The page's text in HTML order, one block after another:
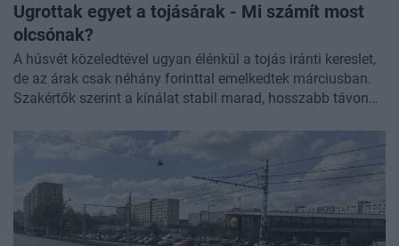
Ugrottak egyet a tojásárak - Mi számít most
olcsónak?
A húsvét közeledtével ugyan élénkül a tojás iránti kereslet,
de az árak csak néhány forinttal emelkedtek márciusban.
Szakértők szerint a kínálat stabil marad, hosszabb távon
miközben a hazai fogyasztás továbbra is magas
nemzetközi összevetésben. A bolti árak közötti
különbségeket egyre inkább a választék és a
prémiumtermékek aránya magyarázza, de a legtöbb
boltban 80 forint alatt is találunk tojást.